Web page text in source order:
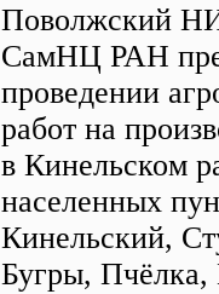
Поволжский
СамНЦ РАН
проведении
работ на
в Кинельском
населенных
Кинельский,
Бугры,